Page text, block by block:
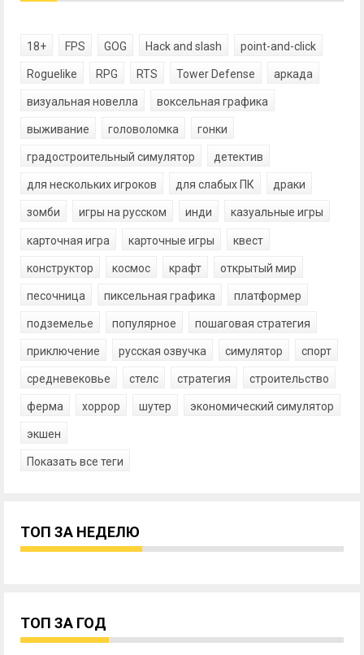
18+ FPS GOG Hack and slash point-and-click
Roguelike RPG RTS Tower Defense аркада
визуальная новелла воксельная графика
выживание головоломка гонки
градостроительный симулятор детектив
для нескольких игроков для слабых ПК драки
зомби игры на русском инди казуальные игры
карточная игра карточные игры квест
конструктор космос крафт открытый мир
песочница пиксельная графика платформер
подземелье популярное пошаговая стратегия
приключение русская озвучка симулятор спорт
средневековье стелс стратегия строительство
ферма хоррор шутер экономический симулятор
экшен
Показать все теги
ТОП ЗА НЕДЕЛЮ
ТОП ЗА ГОД